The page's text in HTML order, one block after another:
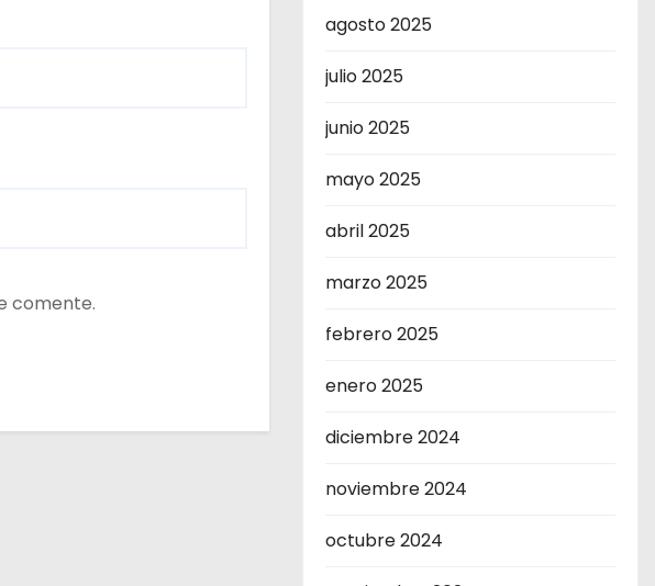
comente.
agosto 2025
julio 2025
junio 2025
mayo 2025
abril 2025
marzo 2025
febrero 2025
enero 2025
diciembre 2024
noviembre 2024
octubre 2024